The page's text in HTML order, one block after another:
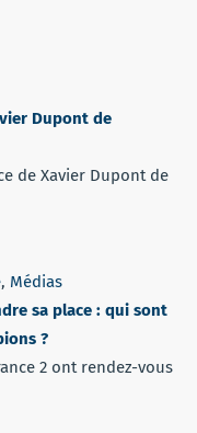
Dupont de
de Xavier Dupont de
, Médias
sa place : qui sont
?
2 ont rendez-vous